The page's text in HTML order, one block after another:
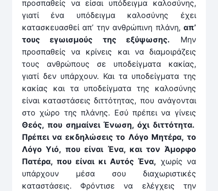
προσπαθείς να είσαι υπόδειγμα καλοσύνης,
γιατί ένα υπόδειγμα καλοσύνης έχει
κατασκευασθεί απ’ την ανθρώ­πινη πλάνη, απ’
τους εγωισμούς της εξύψωσης. Μην
προσπαθείς να κρίνεις και να διαμοιράζεις
τους ανθρώπους σε υποδείγματα κακίας,
γιατί δεν υπάρχουν. Και τα υπο­δείγματα της
κακίας και τα υποδείγματα της καλοσύνης
είναι καταστάσεις διττότητας, που ανάγον­ται
στο χώρο της πλάνης. Εσύ πρέπει να γίνεις
Θεός, που σημαίνει Ένωση, όχι διττότητα.
Πρέπει να εκδηλώσεις το Λόγο Μητέρα, το
Λόγο Υιό, που είναι Ένα, και τον Άμορφο
Πατέρα, που είναι κι Αυτός Ένα, χωρίς να
υπάρχουν μέσα σου διαχωριστικές
καταστάσεις. Φρόντισε να ελέγχεις την